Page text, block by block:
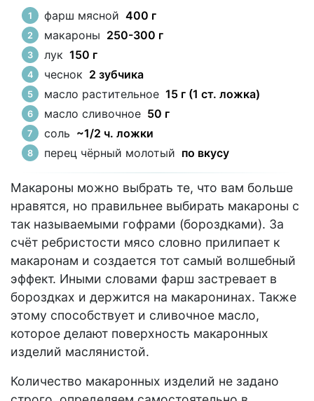
фарш мясной 400 г
макароны 250-300 г
лук 150 г
чеснок 2 зубчика
масло растительное 15 г (1 ст. ложка)
масло сливочное 50 г
соль ~1/2 ч. ложки
перец чёрный молотый по вкусу
Макароны можно выбрать те, что вам больше
нравятся, но правильнее выбирать макароны с
так называемыми гофрами (бороздками). За
счёт ребристости мясо словно прилипает к
макаронам и создается тот самый волшебный
эффект. Иными словами фарш застревает в
бороздках и держится на макаронинах. Также
этому способствует и сливочное масло,
которое делают поверхность макаронных
изделий маслянистой.
Количество макаронных изделий не задано